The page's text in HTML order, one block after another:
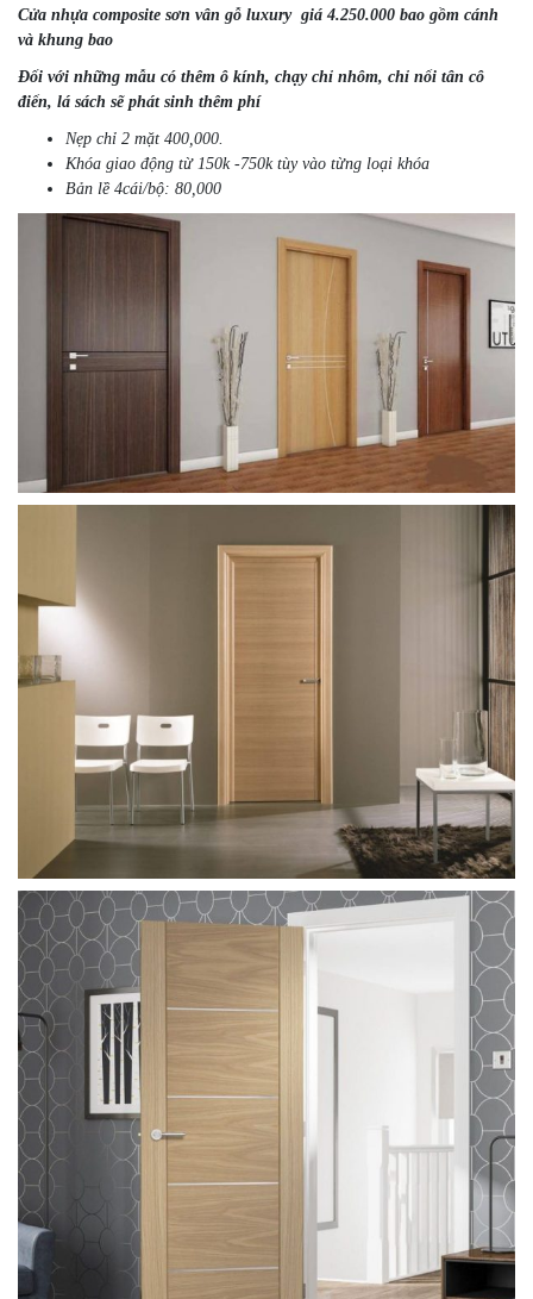
Cửa nhựa composite sơn vân gỗ luxury giá 4.250.000 bao gồm cánh
và khung bao
Đối với những mẫu có thêm ô kính, chạy chỉ nhôm, chỉ nổi tân cô
điển, lá sách sẽ phát sinh thêm phí
Nẹp chỉ 2 mặt 400,000.
Khóa giao động từ 150k -750k tùy vào từng loại khóa
Bản lề 4cái/bộ: 80,000